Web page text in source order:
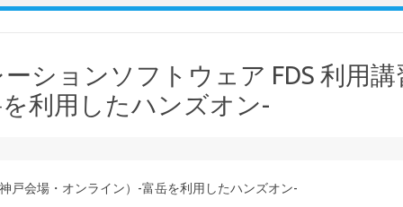
ションソフトウェア FDS 利用講
利用したハンズオン-
戸会場・オンライン）-富岳を利用したハンズオン-